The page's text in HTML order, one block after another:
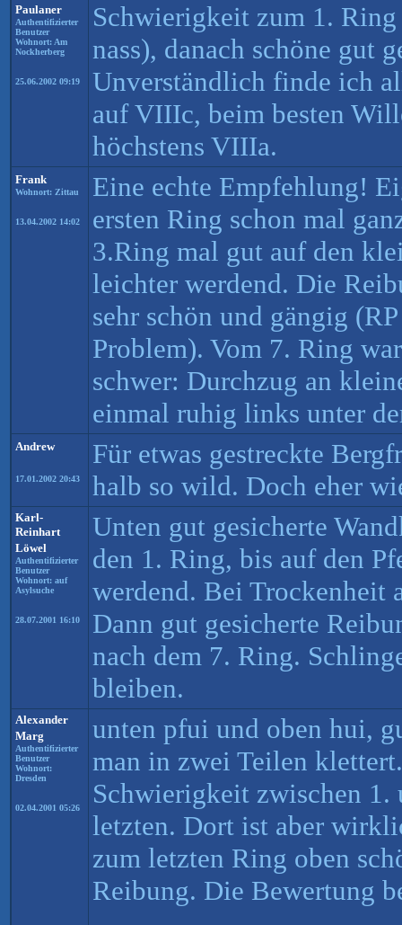
Paulaner
Authentifizierter
Benutzer
Wohnort: Am
Nockherberg
25.06.2002 09:19
Schwierigkeit zum 1.
nass), danach schöne gut
Unverständlich finde ich
auf VIIIc, beim besten
höchstens VIIIa.
Frank
Wohnort: Zittau
13.04.2002 14:02
Eine echte Empfehlung!
ersten Ring schon mal
3.Ring mal gut auf den
leichter werdend. Die
sehr schön und gängig
Problem). Vom 7. Ring
schwer: Durchzug an
einmal ruhig links unter
Andrew
17.01.2002 20:43
Für etwas gestreckte
halb so wild. Doch eher
Karl-
Reinhart
Löwel
Authentifizierter
Benutzer
Wohnort: auf
Asylsuche
28.07.2001 16:10
Unten gut gesicherte
den 1. Ring, bis auf den
werdend. Bei Trockenheit
Dann gut gesicherte
nach dem 7. Ring.
bleiben.
Alexander
Marg
Authentifizierter
Benutzer
Wohnort:
Dresden
02.04.2001 05:26
unten pfui und oben hui,
man in zwei Teilen
Schwierigkeit zwischen 1.
letzten. Dort ist aber
zum letzten Ring oben
Reibung. Die Bewertung